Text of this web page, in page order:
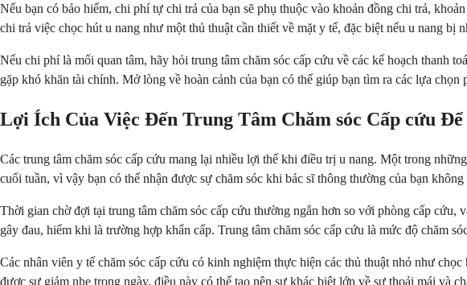
Nếu bạn có bảo hiểm, chi phí tự chi trả của bạn sẽ phụ thuộc vào khoản đồng chi trả,
chi trả việc chọc hút u nang như một thủ thuật cần thiết về mặt y tế, đặc biệt nếu u nang
Nếu chi phí là mối quan tâm, hãy hỏi trung tâm chăm sóc cấp cứu về các kế hoạch thanh
gặp khó khăn tài chính. Mở lòng về hoàn cảnh của bạn có thể giúp bạn tìm ra các lựa chọn
Lợi Ích Của Việc Đến Trung Tâm Chăm sóc Cấp cứu
Các trung tâm chăm sóc cấp cứu mang lại nhiều lợi thế khi điều trị u nang. Một trong
cuối tuần, vì vậy bạn có thể nhận được sự chăm sóc khi bác sĩ thông thường của bạn
Thời gian chờ đợi tại trung tâm chăm sóc cấp cứu thường ngắn hơn so với phòng cấp
gây đau, hiếm khi là trường hợp khẩn cấp. Trung tâm chăm sóc cấp cứu là mức độ chăm
Các nhân viên y tế chăm sóc cấp cứu có kinh nghiệm thực hiện các thủ thuật nhỏ như
được sự giảm nhẹ trong ngày, điều này có thể tạo nên sự khác biệt lớn về sự thoải mái và